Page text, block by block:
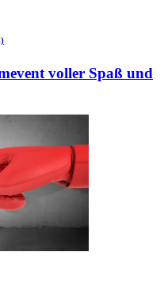
voller Spaß und